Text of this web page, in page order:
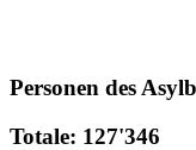
Personen des
Totale: 127'346